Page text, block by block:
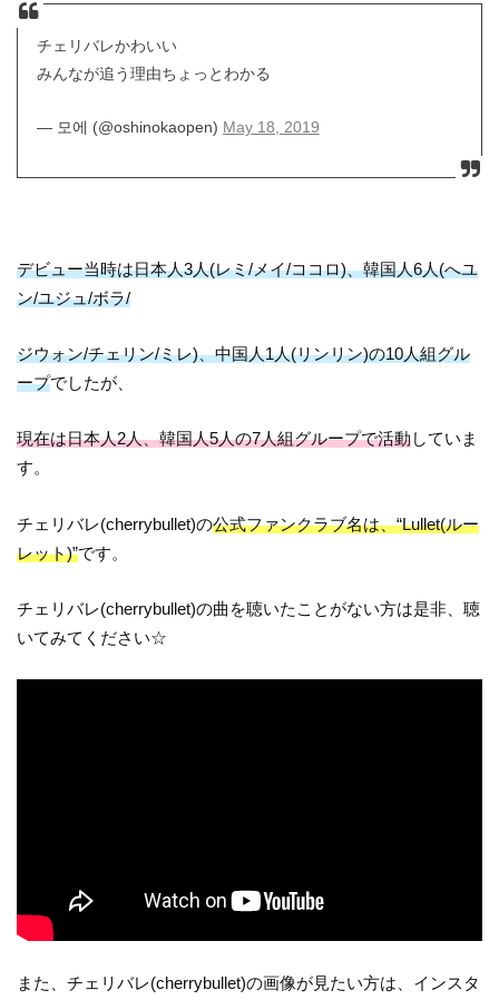
チェリバレかわいい
みんなが追う理由ちょっとわかる
— 모에 (@oshinokaopen) May 18, 2019
デビュー当時は日本人3人(レミ/メイ/ココロ)、韓国人6人(へユ
ン/ユジュ/ボラ/
ジウォン/チェリン/ミレ)、中国人1人(リンリン)の10人組グル
ープでしたが、
現在は日本人2人、韓国人5人の7人組グループで活動していま
す。
チェリバレ(cherrybullet)の公式ファンクラブ名は、“Lullet(ルー
レット)”です。
チェリバレ(cherrybullet)の曲を聴いたことがない方は是非、聴
いてみてください☆
また、チェリバレ(cherrybullet)の画像が見たい方は、インスタ